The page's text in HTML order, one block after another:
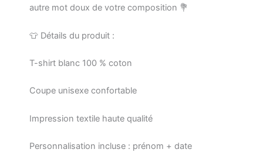
Jeune
autre mot doux de votre composition 💐
👕 Détails du produit :
T-shirt blanc 100 % coton
Coupe unisexe confortable
Impression textile haute qualité
Personnalisation incluse : prénom + date